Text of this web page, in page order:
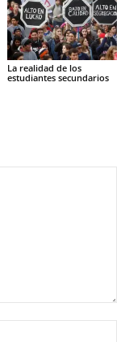
La realidad de los
estudiantes secundarios